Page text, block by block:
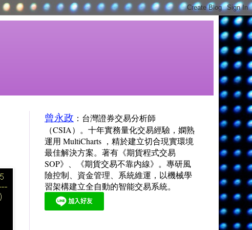
曾永政 ：台灣證券交易分析師
（CSIA）。十年實務量化交易經驗，嫻熟
運用 MultiCharts ，精於建立切合現實環境
最佳解決方案。著有《期貨程式交易
SOP》、《期貨交易不靠内線》。專研風
險控制、資金管理、系統維運，以機械學
習架構建立全自動的智能交易系統。